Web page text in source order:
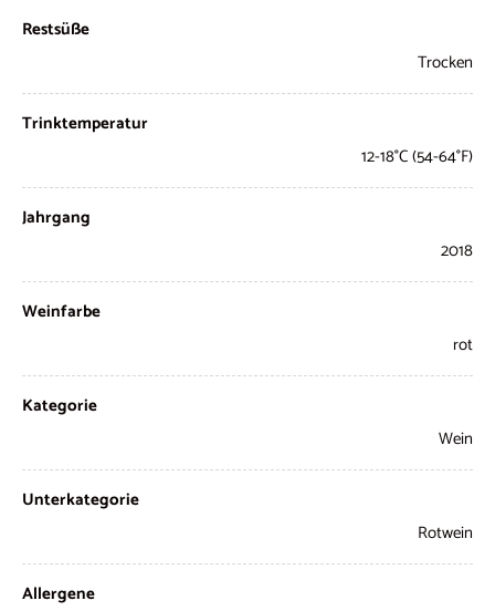
Restsüße
Trocken
Trinktemperatur
12-18°C (54-64°F)
Jahrgang
2018
Weinfarbe
rot
Kategorie
Wein
Unterkategorie
Rotwein
Allergene